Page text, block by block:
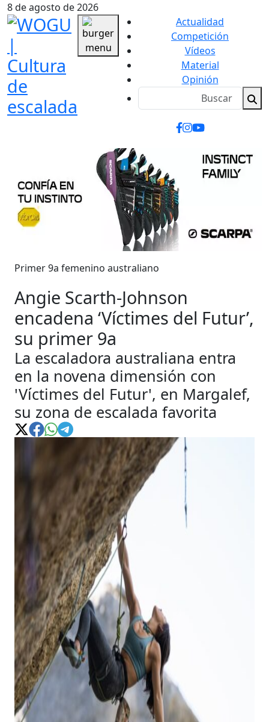
8 de agosto de 2026
Actualidad
Competición
Vídeos
Material
Opinión
Primer 9a femenino australiano
Angie Scarth-Johnson
encadena ‘Víctimes del Futur’,
su primer 9a
La escaladora australiana entra
en la novena dimensión con
'Víctimes del Futur', en Margalef,
su zona de escalada favorita